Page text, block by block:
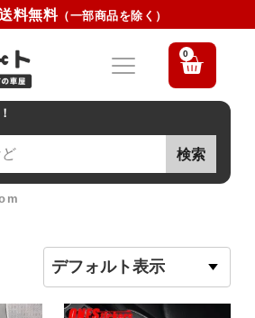
料無料（一部商品を除く）
0
検索